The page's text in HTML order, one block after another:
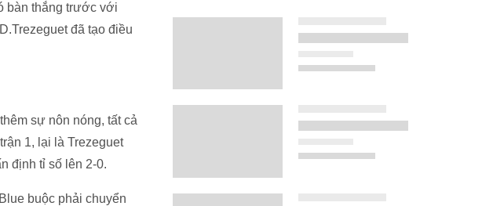
bàn thắng trước với
đã tạo điều
sự nôn nóng, tất cả
1, lại là Trezeguet
định tỉ số lên 2-0.
buộc phải chuyển